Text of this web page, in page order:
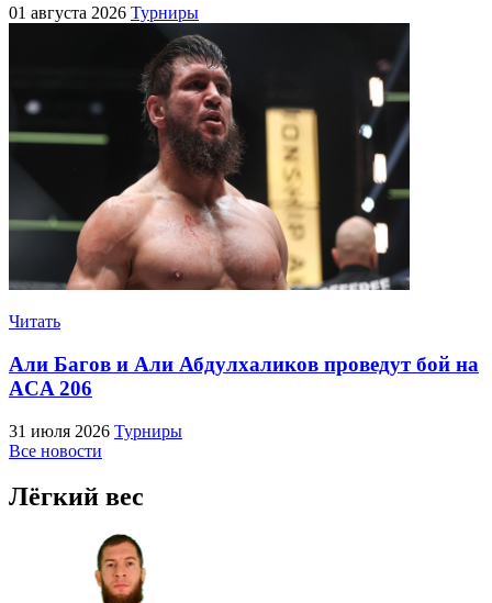
01 августа 2026 Турниры
Читать
Али Багов и Али Абдулхаликов проведут бой на
ACA 206
31 июля 2026 Турниры
Все новости
Лёгкий вес